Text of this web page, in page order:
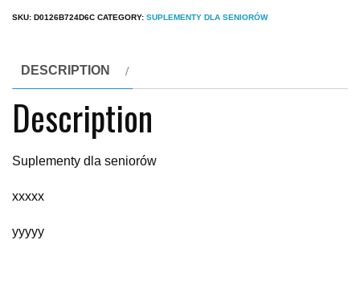
SKU: D0126B724D6C CATEGORY: SUPLEMENTY DLA SENIORÓW
DESCRIPTION
Description
Suplementy dla seniorów
xxxxx
yyyyy